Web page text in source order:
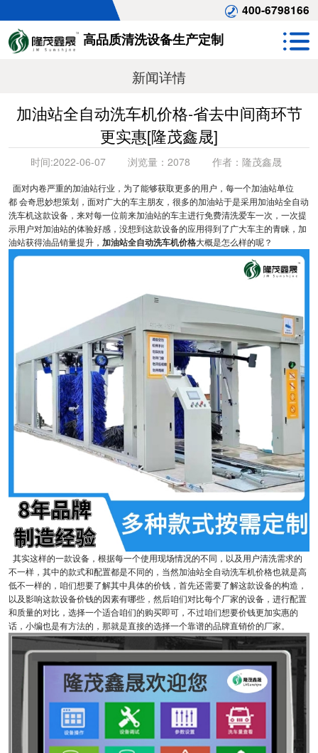
400-6798166
高品质清洗设备生产定制
新闻详情
加油站全自动洗车机价格-省去中间商环节
更实惠[隆茂鑫晟]
时间:2022-06-07 浏览量： 2078 作者： 隆茂鑫晟
面对内卷严重的加油站行业，为了能够获取更多的用户，每一个加油站单位
都 会奇思妙想策划，面对广大的车主朋友，很多的加油站于是采用加油站全自动
洗车机这款设备，来对每一位前来加油站的车主进行免费清洗爱车一次，一次提
示用户对加油站的体验好感，没想到这款设备的应用得到了广大车主的青睐，加
油站获得油品销量提升， 加油站全自动洗车机价格大概是怎么样的呢？
其实这样的一款设备，根据每一个使用现场情况的不同，以及用户清洗需求的
不一样，其中的款式和配置都是不同的，当然加油站全自动洗车机价格也就是高
低不一样的，咱们想要了解其中具体的价钱，首先还需要了解这款设备的构造，
以及影响这款设备价钱的因素有哪些，然后咱们对比每个厂家的设备，进行配置
和质量的对比，选择一个适合咱们的购买即可，不过咱们想要价钱更加实惠的
话，小编也是有方法的，那就是直接的选择一个靠谱的品牌直销价的厂家。